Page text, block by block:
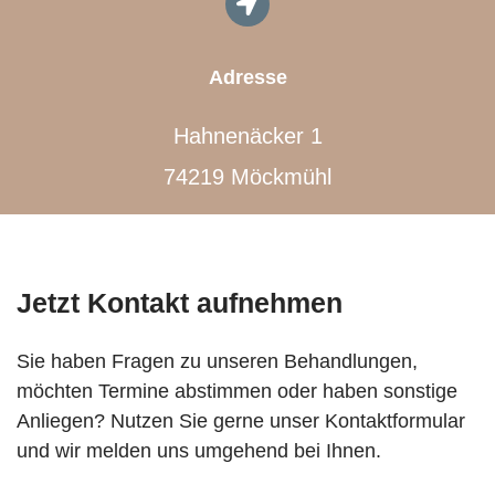
Adresse
Hahnenäcker 1
74219 Möckmühl
Jetzt Kontakt aufnehmen
Sie haben Fragen zu unseren Behandlungen,
möchten Termine abstimmen oder haben sonstige
Anliegen? Nutzen Sie gerne unser Kontaktformular
und wir melden uns umgehend bei Ihnen.